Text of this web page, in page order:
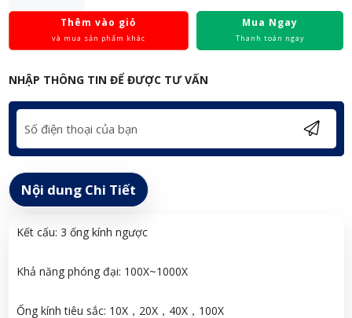
Thêm vào giỏ
và mua sản phẩm khác
Mua Ngay
Thanh toán ngay
NHẬP THÔNG TIN ĐỂ ĐƯỢC TƯ VẤN
Nội dung Chi Tiết
Kết cấu: 3 ống kính ngược
Khả năng phóng đại: 100X~1000X
Ống kính tiêu sắc: 10X，20X，40X，100X